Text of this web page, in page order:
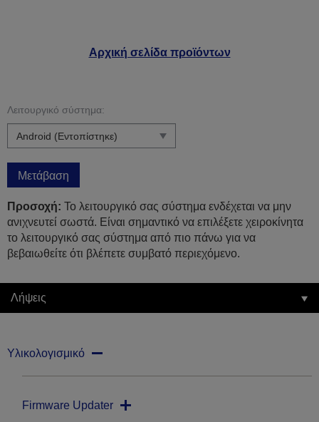
Αρχική σελίδα προϊόντων
Λειτουργικό σύστημα:
Μετάβαση
Προσοχή: Το λειτουργικό σας σύστημα ενδέχεται να μην
ανιχνευτεί σωστά. Είναι σημαντικό να επιλέξετε χειροκίνητα
το λειτουργικό σας σύστημα από πιο πάνω για να
βεβαιωθείτε ότι βλέπετε συμβατό περιεχόμενο.
Λήψεις
Υλικολογισμικό
Firmware Updater